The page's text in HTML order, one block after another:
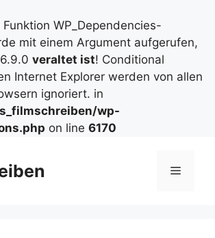
Funktion WP_Dependencies-
mit einem Argument aufgerufen,
veraltet ist! Conditional
Internet Explorer werden von allen
ignoriert. in
wp-
on line 6170
Menü